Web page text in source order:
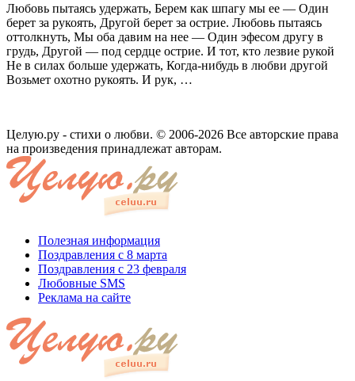
Любовь пытаясь удержать, Берем как шпагу мы ее — Один
берет за рукоять, Другой берет за острие. Любовь пытаясь
оттолкнуть, Мы оба давим на нее — Один эфесом другу в
грудь, Другой — под сердце острие. И тот, кто лезвие рукой
Не в силах больше удержать, Когда-нибудь в любви другой
Возьмет охотно рукоять. И рук, …
Целую.ру - стихи о любви. © 2006-2026 Все авторские права
на произведения принадлежат авторам.
Полезная информация
Поздравления с 8 марта
Поздравления с 23 февраля
Любовные SMS
Реклама на сайте